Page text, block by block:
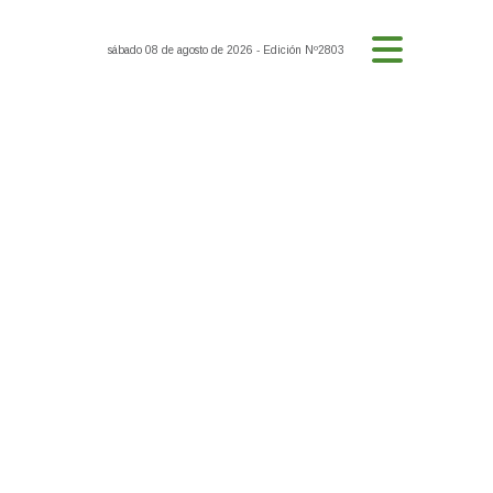
sábado 08 de agosto de 2026 - Edición Nº2803